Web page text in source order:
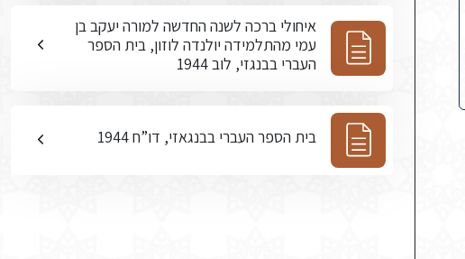
איחולי ברכה לשנה החדשה למורה יעקב בן
עמי מהתלמידה יולנדה לוזון, בית הספר
העברי בבנגזי, לוב 1944
בית הספר העברי בבנגאזי, דו”ח 1944